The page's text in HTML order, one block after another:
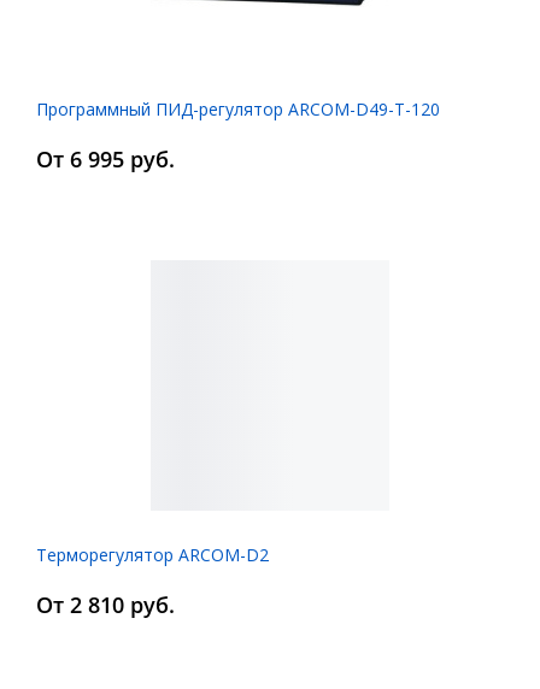
Программный ПИД-регулятор ARCOM-D49-T-120
От 6 995 руб.
Терморегулятор ARCOM-D2
От 2 810 руб.